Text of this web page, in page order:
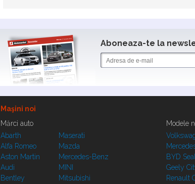
Aboneaza-te la
Maşini noi
Mărci auto
Abarth
Alfa Romeo
Aston Martin
Audi
Bentley
Maserati
Mazda
Mercedes-Benz
MINI
Mitsubishi
Modele
BYD Seal
Geely
Renault